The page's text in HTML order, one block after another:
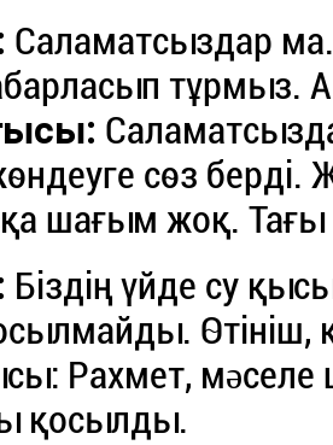
Саламатсыздар ма.
тұрмыз.
сөз
шағым жоқ.
Біздің үйде су
Өтініш,
Рахмет,
қосылды.